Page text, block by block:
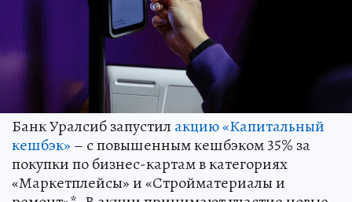
Банк Уралсиб запустил акцию «Капитальный
кешбэк» – с повышенным кешбэком 35% за
покупки по бизнес-картам в категориях
«Маркетплейсы» и «Стройматериалы и